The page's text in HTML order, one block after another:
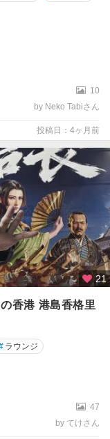
10
by Neko Tabiさん
投稿日：4ヶ月前
21
香港 港島香格里
ラウンジ
47
by てけさん